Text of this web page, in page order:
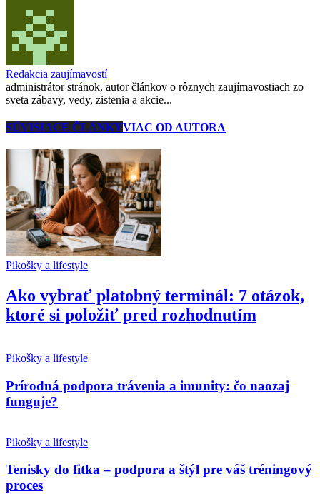
Redakcia zaujímavostí
administrátor stránok, autor článkov o rôznych zaujímavostiach zo
sveta zábavy, vedy, zistenia a akcie...
SÚVISIACE ČLÁNKYVIAC OD AUTORA
Pikošky a lifestyle
Ako vybrať platobný terminál: 7 otázok,
ktoré si položiť pred rozhodnutím
Pikošky a lifestyle
Prírodná podpora trávenia a imunity: čo naozaj
funguje?
Pikošky a lifestyle
Tenisky do fitka – podpora a štýl pre váš tréningový
proces